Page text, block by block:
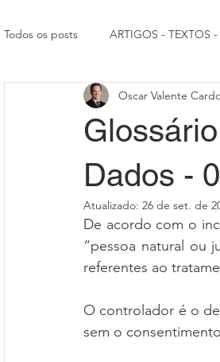
Todos os posts ARTIGOS - TEXTOS
RIGHT TRUE NEWS ARTICLES
Dados -
Oscar Valente
Atualizado: 26 de set. de
De acordo com o
“pessoa natural ou
referentes ao
O controlador é o
sem o